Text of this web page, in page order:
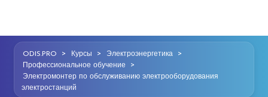
ODIS.PRO > Курсы > Электроэнергетика >
Профессиональное обучение >
Электромонтер по обслуживанию электрооборудования
электростанций